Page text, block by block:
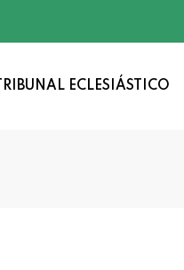
TRIBUNAL ECLESIÁSTICO